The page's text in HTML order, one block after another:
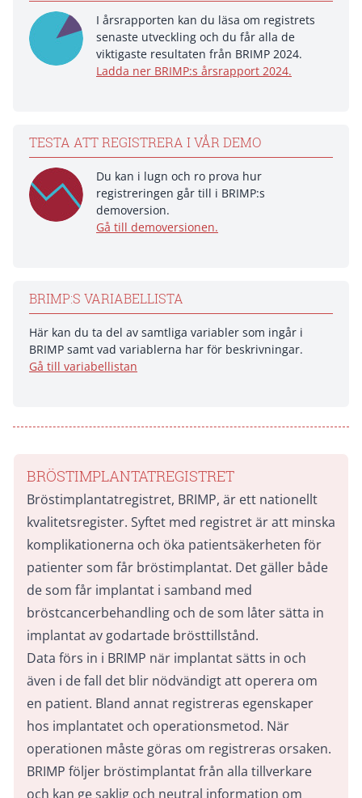
I årsrapporten kan du läsa om registrets
senaste utveckling och du får alla de
viktigaste resultaten från BRIMP 2024.
Ladda ner BRIMP:s årsrapport 2024.
TESTA ATT REGISTRERA I VÅR DEMO
Du kan i lugn och ro prova hur
registreringen går till i BRIMP:s
demoversion.
Gå till demoversionen.
BRIMP:S VARIABELLISTA
Här kan du ta del av samtliga variabler som ingår i
BRIMP samt vad variablerna har för beskrivningar.
Gå till variabellistan
BRÖSTIMPLANTATREGISTRET
Bröstimplantatregistret, BRIMP, är ett nationellt
kvalitetsregister. Syftet med registret är att minska
komplikationerna och öka patientsäkerheten för
patienter som får bröstimplantat. Det gäller både
de som får implantat i samband med
bröstcancerbehandling och de som låter sätta in
implantat av godartade brösttillstånd.
Data förs in i BRIMP när implantat sätts in och
även i de fall det blir nödvändigt att operera om
en patient. Bland annat registreras egenskaper
hos implantatet och operationsmetod. När
operationen måste göras om registreras orsaken.
BRIMP följer bröstimplantat från alla tillverkare
och kan ge saklig och neutral information om